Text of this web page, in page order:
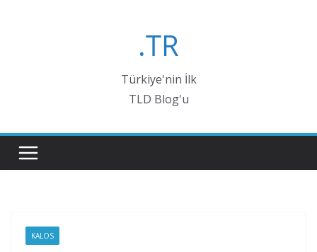
.TR
Türkiye'nin İlk
TLD Blog'u
KALOS